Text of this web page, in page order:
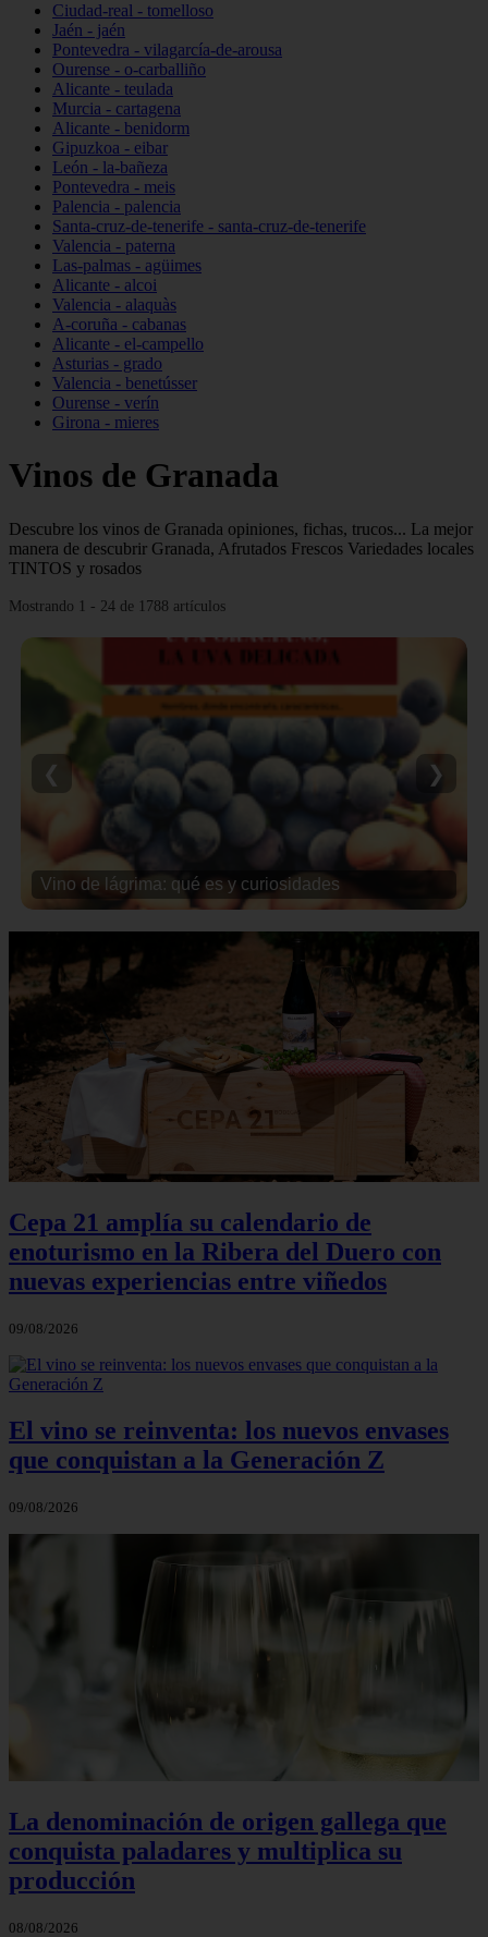
Ciudad-real - tomelloso
Jaén - jaén
Pontevedra - vilagarcía-de-arousa
Ourense - o-carballiño
Alicante - teulada
Murcia - cartagena
Alicante - benidorm
Gipuzkoa - eibar
León - la-bañeza
Pontevedra - meis
Palencia - palencia
Santa-cruz-de-tenerife - santa-cruz-de-tenerife
Valencia - paterna
Las-palmas - agüimes
Alicante - alcoi
Valencia - alaquàs
A-coruña - cabanas
Alicante - el-campello
Asturias - grado
Valencia - benetússer
Ourense - verín
Girona - mieres
Vinos de Granada
Descubre los vinos de Granada opiniones, fichas, trucos... La mejor
manera de descubrir Granada, Afrutados Frescos Variedades locales
TINTOS y rosados
Mostrando 1 - 24 de 1788 artículos
Vino de lágrima: qué es y curiosidades
❮ ❯
Cepa 21 amplía su calendario de
enoturismo en la Ribera del Duero con
nuevas experiencias entre viñedos
09/08/2026
El vino se reinventa: los nuevos envases
que conquistan a la Generación Z
09/08/2026
La denominación de origen gallega que
conquista paladares y multiplica su
producción
08/08/2026